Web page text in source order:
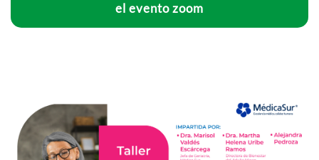
el evento zoom